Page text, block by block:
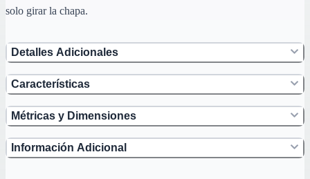
solo girar la chapa.
Detalles Adicionales
Características
Métricas y Dimensiones
Información Adicional